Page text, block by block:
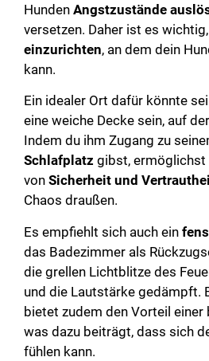
Hunden Angstzustände
versetzen. Daher ist es
einzurichten, an dem dein
kann.
Ein idealer Ort dafür könnte
eine weiche Decke sein, auf
Indem du ihm Zugang zu
Schlafplatz gibst, ermöglichst
von Sicherheit und
Chaos draußen.
Es empfiehlt sich auch ein
das Badezimmer als
die grellen Lichtblitze des
und die Lautstärke gedämpft.
bietet zudem den Vorteil einer
was dazu beiträgt, dass sich
fühlen kann.